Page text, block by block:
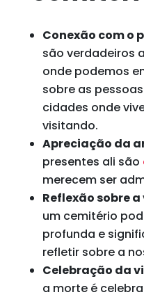
Conexão com o
são verdadeiros
onde podemos
sobre as
cidades onde
visitando.
Apreciação da
presentes ali são
merecem ser
Reflexão sobre
um cemitério
profunda e
refletir sobre a
Celebração da
a morte é